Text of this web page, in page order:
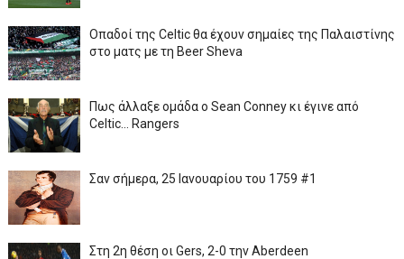
Οπαδοί της Celtic θα έχουν σημαίες της Παλαιστίνης
στο ματς με τη Beer Sheva
Πως άλλαξε ομάδα ο Sean Conney κι έγινε από
Celtic... Rangers
Σαν σήμερα, 25 Ιανουαρίου του 1759 #1
Στη 2η θέση οι Gers, 2-0 την Aberdeen